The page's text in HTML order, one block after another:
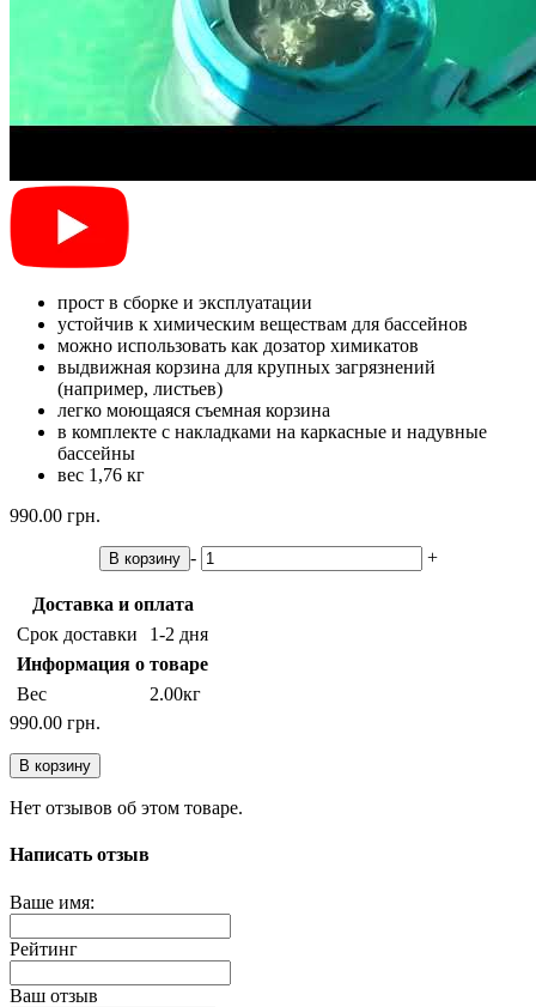
прост в сборке и эксплуатации
устойчив к химическим веществам для бассейнов
можно использовать как дозатор химикатов
выдвижная корзина для крупных загрязнений
(например, листьев)
легко моющаяся съемная корзина
в комплекте с накладками на каркасные и надувные
бассейны
вес 1,76 кг
990.00 грн.
В корзину - +
Доставка и оплата
Срок доставки
1-2 дня
Информация о товаре
Вес
2.00кг
990.00 грн.
В корзину
Нет отзывов об этом товаре.
Написать отзыв
Ваше имя:
Рейтинг
Ваш отзыв